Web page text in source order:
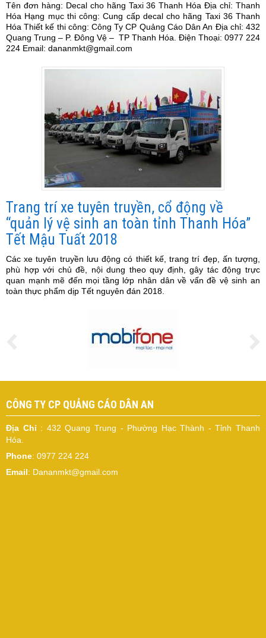
Tên đơn hàng: Decal cho hãng Taxi 36 Thanh Hóa Địa chỉ: Thanh
Hóa Hạng mục thi công: Cung cấp decal cho hãng Taxi 36 Thanh
Hóa Thiết kế thi công: Công Ty CP Quảng Cáo Dân An Địa chỉ: 432
Quang Trung – P. Đông Vệ – TP Thanh Hóa. Điện Thoại: 0977 224
224 Email: dananmkt@gmail.com
Trang trí xe tuyên truyền, cổ động về
“quản lý vệ sinh an toàn tỉnh Thanh Hóa”
Tết Mậu Tuất 2018
Các xe tuyên truyền lưu động có thiết kế, trang trí đẹp, ấn tượng,
phù hợp với chủ đề, nội dung theo quy định, gây tác động trực
quan mạnh mẽ đến mọi tầng lớp nhân dân về vấn đề vệ sinh an
toàn thực phẩm dịp Tết nguyên đán 2018.
CÔNG TY CP QUẢNG CÁO DÂN AN
Địa Chỉ : 432 Quang Trung - Phường Hạc Thành - Tỉnh Thanh
Hóa.
Phone: 0977 224 224
Email: Dananmkt@gmail.com